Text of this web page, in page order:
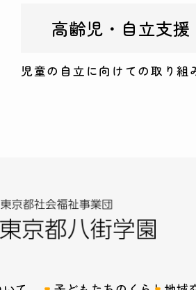
高齢児・自立支援
児童の自立に向けての取り組